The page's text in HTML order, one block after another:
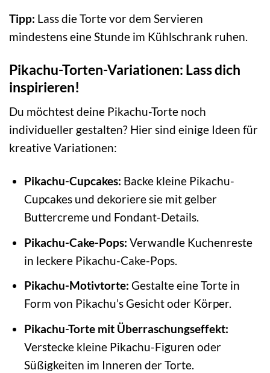
Tipp: Lass die Torte vor dem Servieren
mindestens eine Stunde im Kühlschrank ruhen.
Pikachu-Torten-Variationen: Lass dich
inspirieren!
Du möchtest deine Pikachu-Torte noch
individueller gestalten? Hier sind einige Ideen für
kreative Variationen:
Pikachu-Cupcakes: Backe kleine Pikachu-
Cupcakes und dekoriere sie mit gelber
Buttercreme und Fondant-Details.
Pikachu-Cake-Pops: Verwandle Kuchenreste
in leckere Pikachu-Cake-Pops.
Pikachu-Motivtorte: Gestalte eine Torte in
Form von Pikachu’s Gesicht oder Körper.
Pikachu-Torte mit Überraschungseffekt:
Verstecke kleine Pikachu-Figuren oder
Süßigkeiten im Inneren der Torte.